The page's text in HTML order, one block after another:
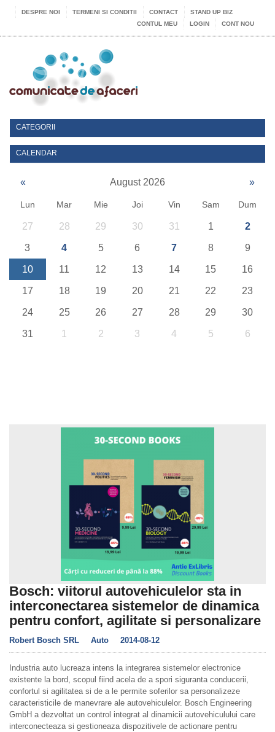
DESPRE NOI TERMENI SI CONDITII CONTACT
STAND UP BIZ
CONTUL MEU
LOGIN CONT NOU
CATEGORII
CALENDAR
« August 2026 »
Lun Mar Mie Joi Vin Sam Dum
27 28 29 30 31 1 2
3 4 5 6 7 8 9
10 11 12 13 14 15 16
17 18 19 20 21 22 23
24 25 26 27 28 29 30
31 1 2 3 4 5 6
Bosch: viitorul autovehiculelor sta in
interconectarea sistemelor de dinamica
pentru confort, agilitate si personalizare
Robert Bosch SRL Auto 2014-08-12
Industria auto lucreaza intens la integrarea sistemelor electronice
existente la bord, scopul fiind acela de a spori siguranta conducerii,
confortul si agilitatea si de a le permite soferilor sa personalizeze
caracteristicile de manevrare ale autovehiculelor. Bosch Engineering
GmbH a dezvoltat un control integrat al dinamicii autovehiculului care
interconecteaza si gestioneaza dispozitivele de actionare pentru